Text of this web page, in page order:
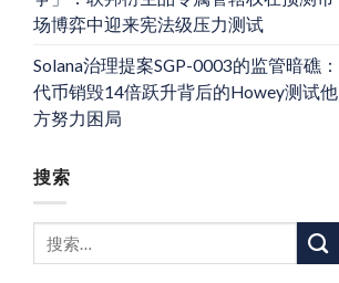
场博弈中迎来宪法级压力测试
Solana治理提案SGP-0003的监管暗礁：
代币销毁14倍跃升背后的Howey测试他
方努力困局
搜索